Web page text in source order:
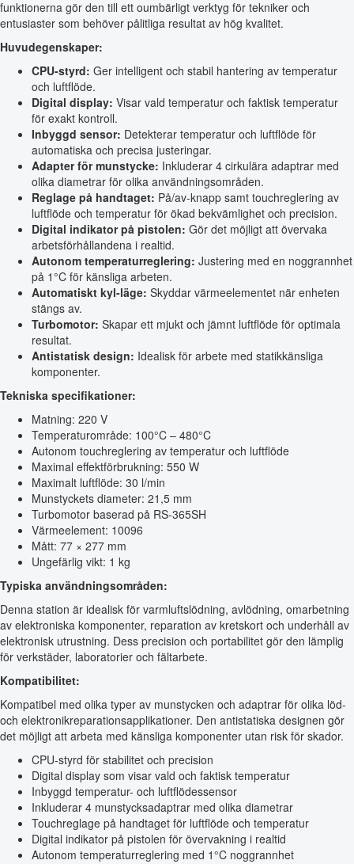
funktionerna gör den till ett oumbärligt verktyg för tekniker och
entusiaster som behöver pålitliga resultat av hög kvalitet.
Huvudegenskaper:
CPU-styrd: Ger intelligent och stabil hantering av temperatur
och luftflöde.
Digital display: Visar vald temperatur och faktisk temperatur
för exakt kontroll.
Inbyggd sensor: Detekterar temperatur och luftflöde för
automatiska och precisa justeringar.
Adapter för munstycke: Inkluderar 4 cirkulära adaptrar med
olika diametrar för olika användningsområden.
Reglage på handtaget: På/av-knapp samt touchreglering av
luftflöde och temperatur för ökad bekvämlighet och precision.
Digital indikator på pistolen: Gör det möjligt att övervaka
arbetsförhållandena i realtid.
Autonom temperaturreglering: Justering med en noggrannhet
på 1°C för känsliga arbeten.
Automatiskt kyl-läge: Skyddar värmeelementet när enheten
stängs av.
Turbomotor: Skapar ett mjukt och jämnt luftflöde för optimala
resultat.
Antistatisk design: Idealisk för arbete med statikkänsliga
komponenter.
Tekniska specifikationer:
Matning: 220 V
Temperaturområde: 100°C – 480°C
Autonom touchreglering av temperatur och luftflöde
Maximal effektförbrukning: 550 W
Maximalt luftflöde: 30 l/min
Munstyckets diameter: 21,5 mm
Turbomotor baserad på RS-365SH
Värmeelement: 10096
Mått: 77 × 277 mm
Ungefärlig vikt: 1 kg
Typiska användningsområden:
Denna station är idealisk för varmluftslödning, avlödning, omarbetning
av elektroniska komponenter, reparation av kretskort och underhåll av
elektronisk utrustning. Dess precision och portabilitet gör den lämplig
för verkstäder, laboratorier och fältarbete.
Kompatibilitet:
Kompatibel med olika typer av munstycken och adaptrar för olika löd-
och elektronikreparationsapplikationer. Den antistatiska designen gör
det möjligt att arbeta med känsliga komponenter utan risk för skador.
CPU-styrd för stabilitet och precision
Digital display som visar vald och faktisk temperatur
Inbyggd temperatur- och luftflödessensor
Inkluderar 4 munstycksadaptrar med olika diametrar
Touchreglage på handtaget för luftflöde och temperatur
Digital indikator på pistolen för övervakning i realtid
Autonom temperaturreglering med 1°C noggrannhet